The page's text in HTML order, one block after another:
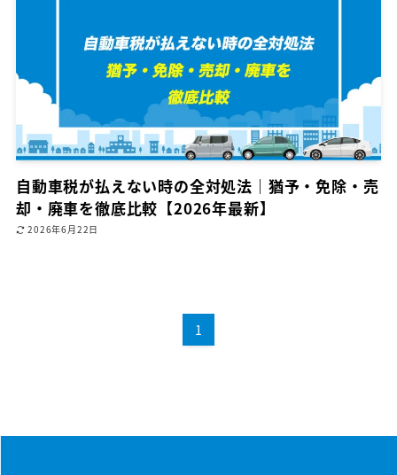
自動車税が払えない時の全対処法｜猶予・免除・売
却・廃車を徹底比較【2026年最新】
2026年6月22日
1